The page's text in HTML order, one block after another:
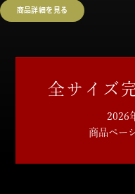
商品詳細を見る
全サイズ
2026
商品ペー